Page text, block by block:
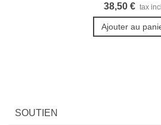
38,50 € tax incl.
Ajouter au
SOUTIEN